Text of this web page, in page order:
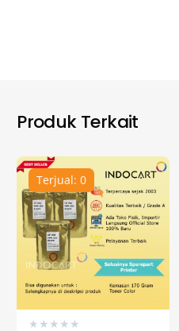
Produk Terkait
Terjual: 0
★ ★ ★ ★ ★